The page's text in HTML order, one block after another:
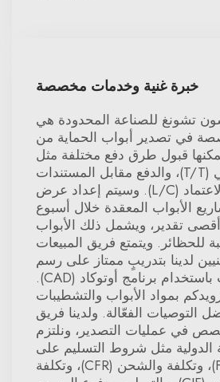
خبرة غنية وخدمات مخصصة
تشونغ للصناعة المحدودة هي
في تصدير أبواب الحماية من
قبول طرق دفع مختلفة مثل
التحويل البنكي (T/T)، والدفع مقابل المستندات
(D/P)، وخطاب الاعتماد (L/C). وسيتم إعداد عرض
الأبواب المعقدة خلال أسبوع
تقدير، ويشمل ذلك الأبواب
للحظائر. ويتمتع فريق المبيعات
لدينا بتدريبٍ ممتاز على رسم
المخططات باستخدام برنامج أوتوكاد (CAD).
بمواد الأبواب والتشطيبات
التوصيات الفعّالة. ولدينا فريق
في عمليات التصدير، ونلتزم
الدولية مثل شروط التسليم على
ظهر السفينة (FOB)، وتكلفة والشحن (CFR)، وتكلفة